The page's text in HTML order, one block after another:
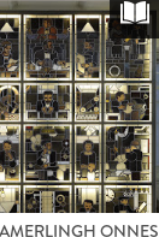
ONNES